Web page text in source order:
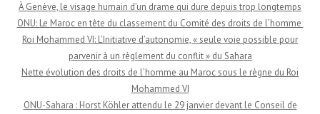
À Genève, le visage humain d’un drame qui dure depuis trop longtemps
ONU: Le Maroc en tête du classement du Comité des droits de l’homme
Roi Mohammed VI: L’Initiative d’autonomie, « seule voie possible pour
parvenir à un règlement du conflit » du Sahara
Nette évolution des droits de l’homme au Maroc sous le règne du Roi
Mohammed VI
ONU-Sahara : Horst Köhler attendu le 29 janvier devant le Conseil de